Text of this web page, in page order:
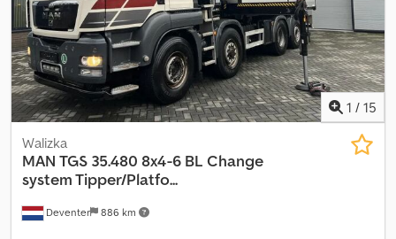
Dkodsx Rdyvjpfx Aazor Stan idealny – serwisowany przez
Rosenbauer
1 / 15
Deventer 886 km
Walizka
MAN TGS 35.480 8x4-6 BL Change
system Tipper/Platfo...